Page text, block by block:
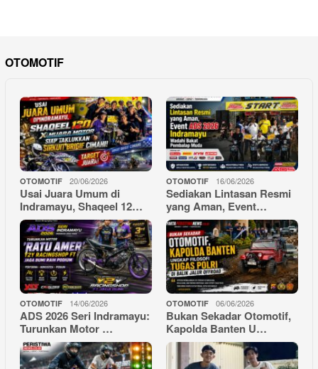
OTOMOTIF
OTOMOTIF 20/06/2026
Usai Juara Umum di
Indramayu, Shaqeel 12…
OTOMOTIF 16/06/2026
Sediakan Lintasan Resmi
yang Aman, Event…
OTOMOTIF 14/06/2026
ADS 2026 Seri Indramayu:
Turunkan Motor …
OTOMOTIF 06/06/2026
Bukan Sekadar Otomotif,
Kapolda Banten U…